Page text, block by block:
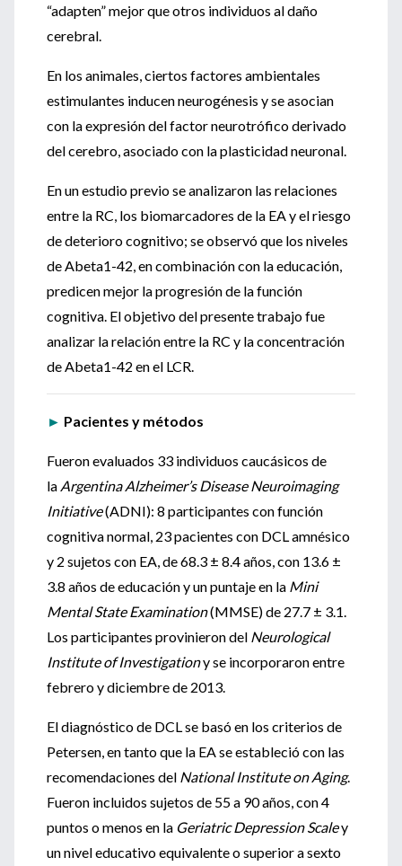
“adapten” mejor que otros individuos al daño
cerebral.
En los animales, ciertos factores ambientales
estimulantes inducen neurogénesis y se asocian
con la expresión del factor neurotrófico derivado
del cerebro, asociado con la plasticidad neuronal.
En un estudio previo se analizaron las relaciones
entre la RC, los biomarcadores de la EA y el riesgo
de deterioro cognitivo; se observó que los niveles
de Abeta1-42, en combinación con la educación,
predicen mejor la progresión de la función
cognitiva. El objetivo del presente trabajo fue
analizar la relación entre la RC y la concentración
de Abeta1-42 en el LCR.
► Pacientes y métodos
Fueron evaluados 33 individuos caucásicos de
la Argentina Alzheimer’s Disease Neuroimaging
Initiative(ADNI): 8 participantes con función
cognitiva normal, 23 pacientes con DCL amnésico
y 2 sujetos con EA, de 68.3 ± 8.4 años, con 13.6 ±
3.8 años de educación y un puntaje en la Mini
Mental State Examination(MMSE) de 27.7 ± 3.1.
Los participantes provinieron del Neurological
Institute of Investigationy se incorporaron entre
febrero y diciembre de 2013.
El diagnóstico de DCL se basó en los criterios de
Petersen, en tanto que la EA se estableció con las
recomendaciones del National Institute on Aging.
Fueron incluidos sujetos de 55 a 90 años, con 4
puntos o menos en la Geriatric Depression Scaley
un nivel educativo equivalente o superior a sexto